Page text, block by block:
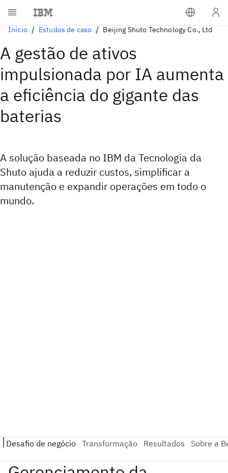
Início Estudos de caso Beijing Shuto Technology Co., Ltd
A gestão de ativos
impulsionada por IA aumenta
a eficiência do gigante das
baterias
A solução baseada no IBM da Tecnologia da
Shuto ajuda a reduzir custos, simplificar a
manutenção e expandir operações em todo o
mundo.